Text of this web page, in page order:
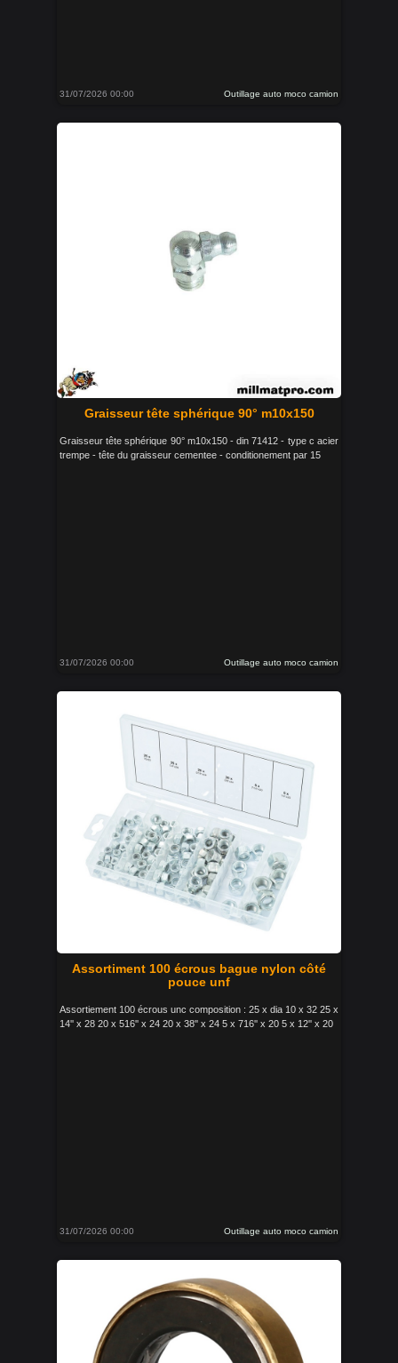
31/07/2026 00:00 Outillage auto moco camion
Graisseur tête sphérique 90° m10x150
Graisseur tête sphérique 90° m10x150 - din 71412 - type c acier
trempe - tête du graisseur cementee - conditionement par 15
31/07/2026 00:00 Outillage auto moco camion
Assortiment 100 écrous bague nylon côté
pouce unf
Assortiement 100 écrous unc composition : 25 x dia 10 x 32 25 x
14'' x 28 20 x 516'' x 24 20 x 38'' x 24 5 x 716'' x 20 5 x 12'' x 20
31/07/2026 00:00 Outillage auto moco camion